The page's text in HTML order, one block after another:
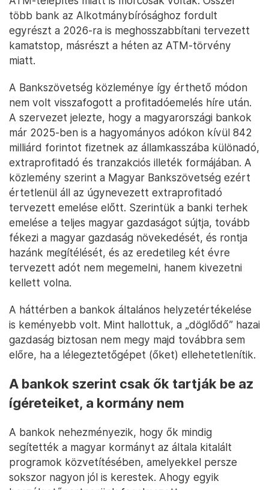
Az utóbbi időszakban a kormány és a bankok
viszonya mindenesetre tényleg eldurvult. Egy
magyar bank, aminek több százezer ügyfele van, és
folytatni kívánja hazai működését, sokkal
egy gyártóvállalat, amelyik elköltözhet – de azért
érezhetően élesedik a harc.
Nagy Márton maga is jól tudta, hogy a bankoknál
nagyon kihúzza a gyufát, hiszen ők már a
kamatstop, az ingyenes készpénzfelvételi limit
megduplázása, a tranzakciós illeték, illetve a vidéki
ATM-telepítés miatt is morcosak voltak. Ősszel
több bank az Alkotmánybírósághoz fordult
egyrészt a 2026-ra is meghosszabbítani tervezett
kamatstop, másrészt a héten az ATM-törvény
miatt.
A Bankszövetség közleménye így érthető módon
nem volt visszafogott a profitadóemelés híre után.
A szervezet jelezte, hogy a magyarországi bankok
már 2025-ben is a hagyományos adókon kívül 842
milliárd forintot fizetnek az államkasszába különadó,
extraprofitadó és tranzakciós illeték formájában. A
közlemény szerint a Magyar Bankszövetség ezért
értetlenül áll az úgynevezett extraprofitadó
tervezett emelése előtt. Szerintük a banki terhek
emelése a teljes magyar gazdaságot sújtja, tovább
fékezi a magyar gazdaság növekedését, és rontja
hazánk megítélését, és az eredetileg két évre
tervezett adót nem megemelni, hanem kivezetni
kellett volna.